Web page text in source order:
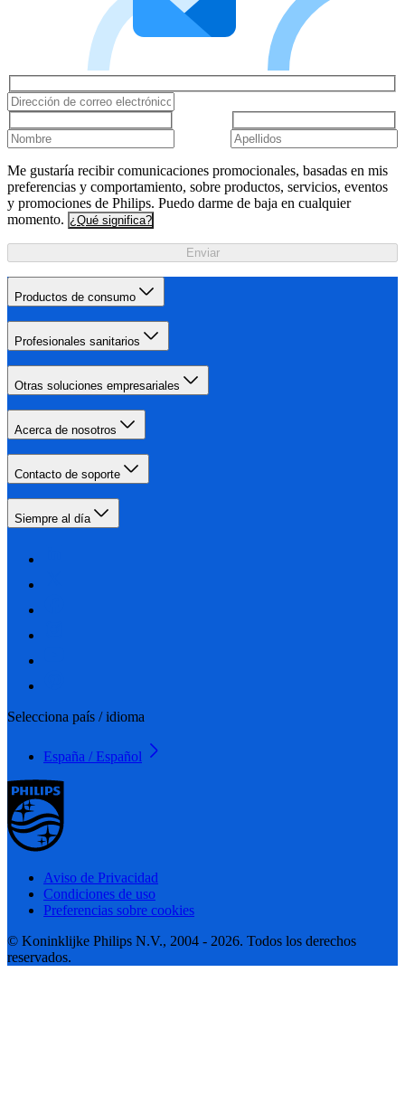
Me gustaría recibir comunicaciones promocionales, basadas en mis
preferencias y comportamiento, sobre productos, servicios, eventos
y promociones de Philips. Puedo darme de baja en cualquier
momento. ¿Qué significa?
Enviar
Productos de consumo
Profesionales sanitarios
Otras soluciones empresariales
Acerca de nosotros
Contacto de soporte
Siempre al día
Selecciona país / idioma
España / Español
Aviso de Privacidad
Condiciones de uso
Preferencias sobre cookies
© Koninklijke Philips N.V., 2004 - 2026. Todos los derechos
reservados.